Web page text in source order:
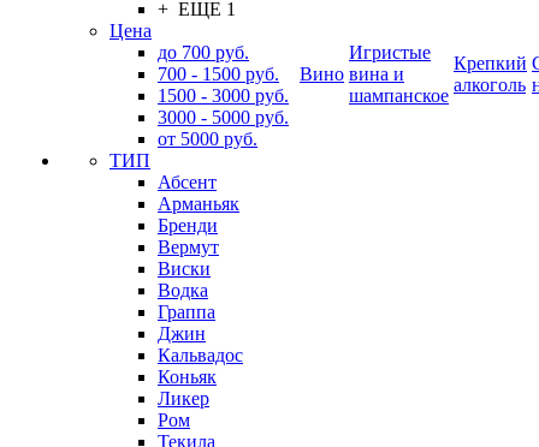
+ ЕЩЕ 1
Цена
до 700 руб.
700 - 1500 руб.
1500 - 3000 руб.
3000 - 5000 руб.
от 5000 руб.
ТИП
Абсент
Арманьяк
Бренди
Вермут
Виски
Водка
Граппа
Джин
Кальвадос
Коньяк
Ликер
Ром
Текила
Вино
Игристые
вина и
шампанское
Крепкий
алкоголь